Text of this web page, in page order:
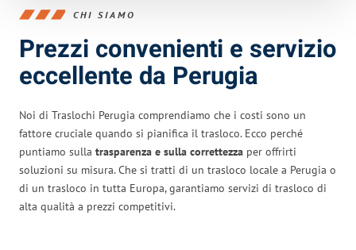
CHI SIAMO
Prezzi convenienti e servizio
eccellente da Perugia
Noi di Traslochi Perugia comprendiamo che i costi sono un
fattore cruciale quando si pianifica il trasloco. Ecco perché
puntiamo sulla trasparenza e sulla correttezza per offrirti
soluzioni su misura. Che si tratti di un trasloco locale a Perugia o
di un trasloco in tutta Europa, garantiamo servizi di trasloco di
alta qualità a prezzi competitivi.